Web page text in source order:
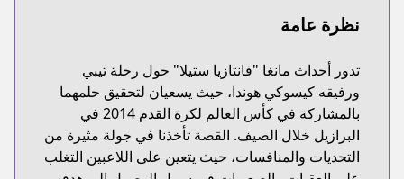
نظرة عامة
تدور أحداث مانغا "فانتازيا ستيلا" حول رحلة تيبي
ورفيقه كيسوكي هوندا، حيث يسعيان لتحقيق حلمهما
بالمشاركة في كأس العالم لكرة القدم 2014 في
البرازيل خلال الصيف. القصة تأخذنا في جولة مثيرة من
التحديات والمنافسات، حيث يتعين على اللاعبين التغلب